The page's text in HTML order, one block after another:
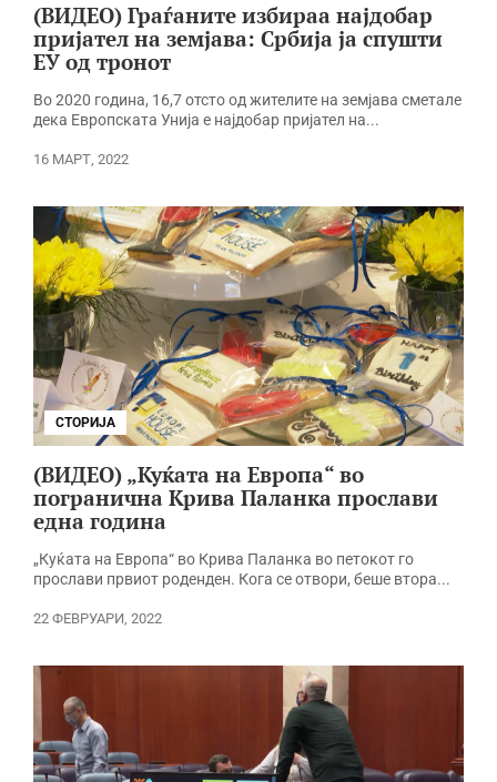
(ВИДЕО) Граѓаните избираа најдобар
пријател на земјава: Србија ја спушти
ЕУ од тронот
Во 2020 година, 16,7 отсто од жителите на земјава сметале
дека Европската Унија е најдобар пријател на...
16 МАРТ, 2022
СТОРИЈА
(ВИДЕО) „Куќата на Европа“ во
погранична Крива Паланка прослави
една година
„Куќата на Европа“ во Крива Паланка во петокот го
прослави првиот роденден. Кога се отвори, беше втора...
22 ФЕВРУАРИ, 2022